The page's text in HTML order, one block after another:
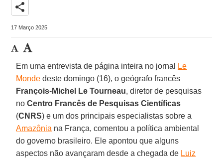
share
17 Março 2025
Em uma entrevista de página inteira no jornal
Le
Monde deste domingo (16), o geógrafo francês
François-Michel Le Tourneau, diretor de pesquisas
noCentro Francês de Pesquisas Científicas
(CNRS) e um dos principais especialistas sobre a
Amazônia na França, comentou a política ambiental
do governo brasileiro. Ele apontou que alguns
aspectos não avançaram desde a chegada de Luiz